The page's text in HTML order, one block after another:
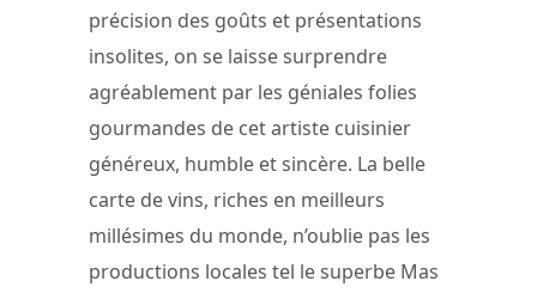
précision des goûts et présentations
insolites, on se laisse surprendre
agréablement par les géniales folies
gourmandes de cet artiste cuisinier
généreux, humble et sincère. La belle
carte de vins, riches en meilleurs
millésimes du monde, n’oublie pas les
productions locales tel le superbe Mas